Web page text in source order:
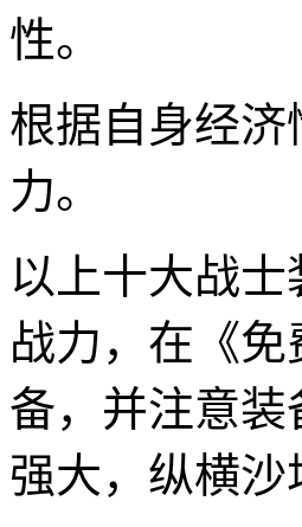
性。
根据自身经
力。
以上十大战
战力，在《
备，并注意
强大，纵横